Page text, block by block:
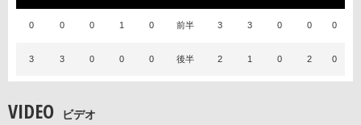
0 0 0 1 0 前半 3 3 0 0 0
3 3 0 0 0 後半 2 1 0 2 0
VIDEO ビデオ